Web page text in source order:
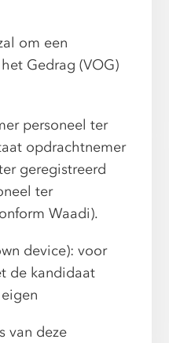
om een
Gedrag (VOG)
personeel ter
opdrachtnemer
geregistreerd
ter
Waadi).
device): voor
de kandidaat
van deze